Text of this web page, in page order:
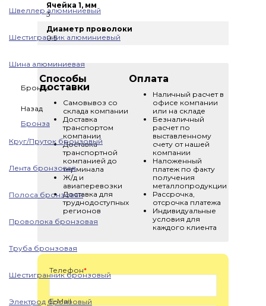
Швеллер алюминиевый
Шестигранник алюминиевый
Шина алюминиевая
Бронза
Назад
Бронза
Круг/Пруток бронзовый
Лента бронзовая
Полоса бронзовая
Проволока бронзовая
Труба бронзовая
Шестигранник бронзовый
Электрод бронзовый
Ячейка 1, мм
3
Диаметр проволоки
0.5
Способы
доставки
Самовывоз со
склада компании
Доставка
транспортом
компании
Доставка
транспортной
компанией до
терминала
Ж/д и
авиаперевозки
Доставка для
труднодоступных
регионов
Оплата
Наличный расчет в
офисе компании
или на складе
Безналичный
расчет по
выставленному
счету от нашей
компании
Наложенный
платеж по факту
получения
металлопродукции
Рассрочка,
отсрочка платежа
Индивидуальные
условия для
каждого клиента
Телефон*
E-Mail